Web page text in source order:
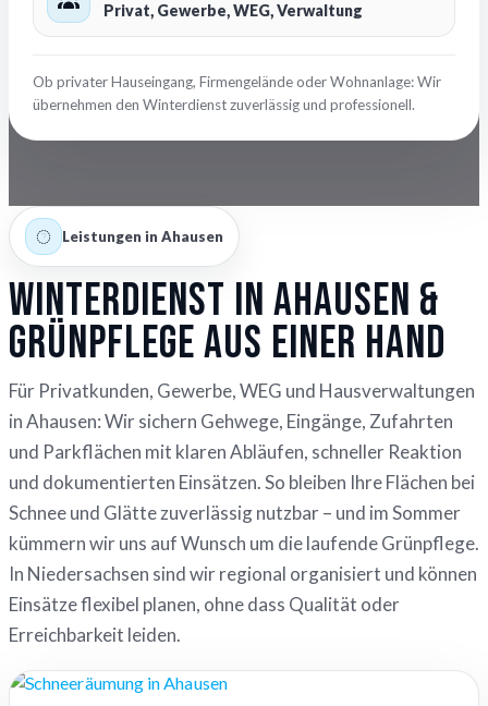
Privat, Gewerbe, WEG, Verwaltung
Ob privater Hauseingang, Firmengelände oder Wohnanlage: Wir
übernehmen den Winterdienst zuverlässig und professionell.
Leistungen in Ahausen
Winterdienst in Ahausen &
Grünpflege aus einer Hand
Für Privatkunden, Gewerbe, WEG und Hausverwaltungen
in Ahausen: Wir sichern Gehwege, Eingänge, Zufahrten
und Parkflächen mit klaren Abläufen, schneller Reaktion
und dokumentierten Einsätzen. So bleiben Ihre Flächen bei
Schnee und Glätte zuverlässig nutzbar – und im Sommer
kümmern wir uns auf Wunsch um die laufende Grünpflege.
In Niedersachsen sind wir regional organisiert und können
Einsätze flexibel planen, ohne dass Qualität oder
Erreichbarkeit leiden.